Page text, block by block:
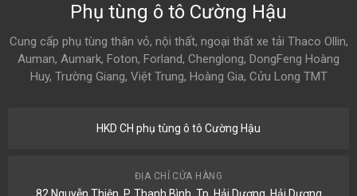
Phụ tùng ô tô Cường Hậu
Cung cấp phụ tùng thân vỏ, nội thất, ngoại thất xe tải Thaco Ollin,
Auman, Aumark, Foton, Forland, Chenglong, DongFeng Hoàng
Huy, Trường Giang, Việt Trung, Hoàng Gia, Cửu Long TMT
HKD CH phụ tùng ô tô Cường Hậu
ĐỊA CHỈ CỬA HÀNG